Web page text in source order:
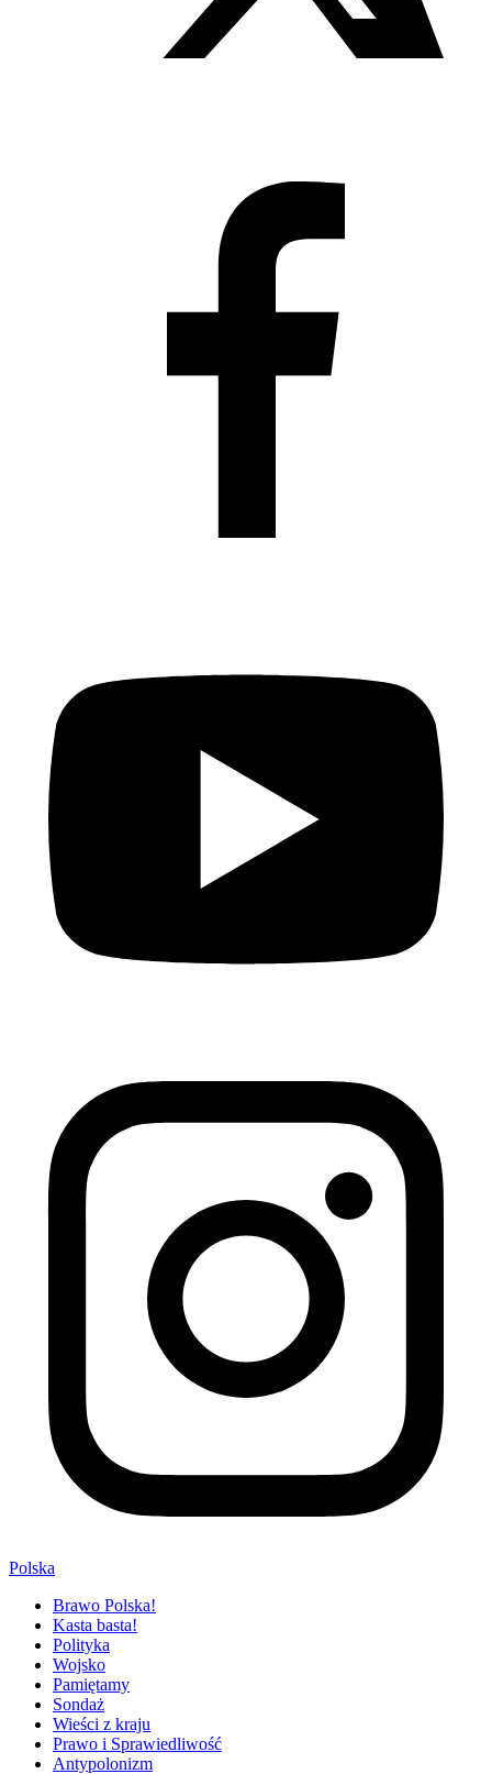
Polska
Brawo Polska!
Kasta basta!
Polityka
Wojsko
Pamiętamy
Sondaż
Wieści z kraju
Prawo i Sprawiedliwość
Antypolonizm